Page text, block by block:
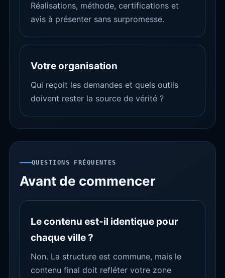
Réalisations, méthode, certifications et
avis à présenter sans surpromesse.
Votre organisation
Qui reçoit les demandes et quels outils
doivent rester la source de vérité ?
QUESTIONS FRÉQUENTES
Avant de commencer
Le contenu est-il identique pour
chaque ville ?
Non. La structure est commune, mais le
contenu final doit refléter votre zone